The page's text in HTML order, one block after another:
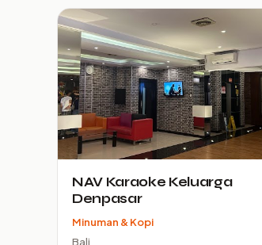
NAV Karaoke Keluarga
Denpasar
Minuman & Kopi
Bali